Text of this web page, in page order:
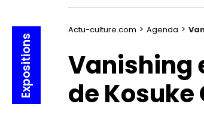
Actu-culture.com > Agenda >
Expositions
Vanishing
de Kosuke